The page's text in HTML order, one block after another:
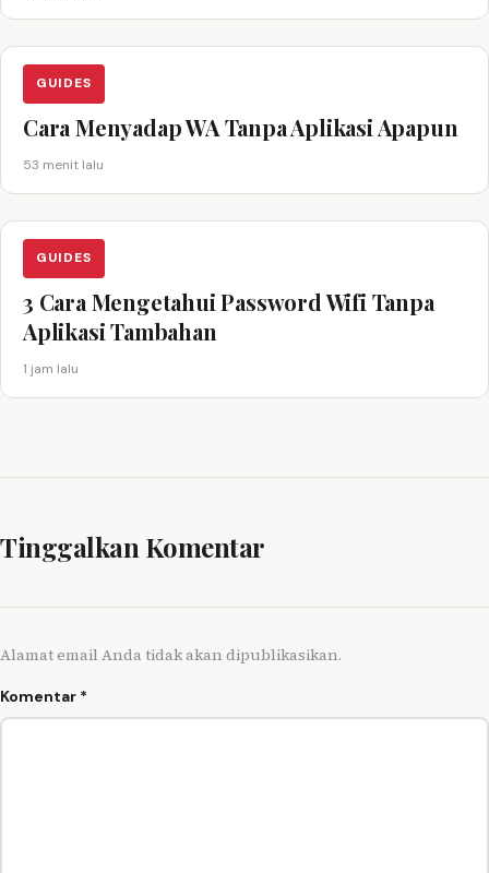
GUIDES
Cara Menyadap WA Tanpa Aplikasi Apapun
53 menit lalu
GUIDES
3 Cara Mengetahui Password Wifi Tanpa
Aplikasi Tambahan
1 jam lalu
Tinggalkan Komentar
Alamat email Anda tidak akan dipublikasikan.
Komentar *